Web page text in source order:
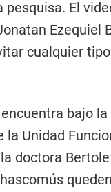
El
Ezequiel
cualquier
bajo
la Unidad
doctora